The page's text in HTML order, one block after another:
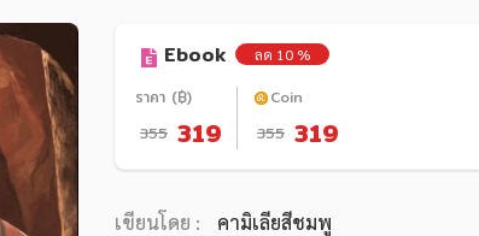
Ebook ลด 10 %
ราคา (฿)
355 319
Coin
355 319
เขียนโดย :
คามิเลียสีชมพู